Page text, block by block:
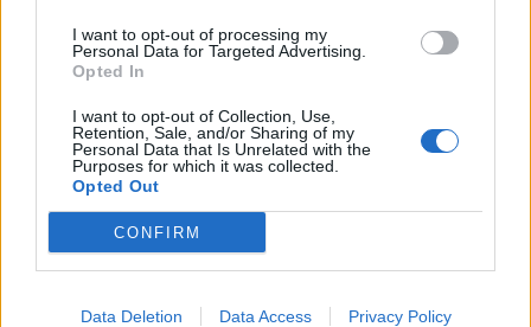
I want to opt-out of processing my
Personal Data for Targeted Advertising.
Opted In
I want to opt-out of Collection, Use,
Retention, Sale, and/or Sharing of my
Personal Data that Is Unrelated with the
Purposes for which it was collected.
Opted Out
CONFIRM
Data Deletion Data Access Privacy Policy
observerats och analyserats innan ett slutgiltigt
urval gjordes. Det är dessa utvalda humlekloner som
presenteras i boken. För varje sort presenteras
humleodlingens kontinuitet på fyndplatsen som kan
vara flerhundraårig. Humlen kunde ofta kopplas till
en gårds odling eller användning varför
namngivningen är relaterade till gården eller platsen
för växtfyndet.”, skriver man bland annat i en